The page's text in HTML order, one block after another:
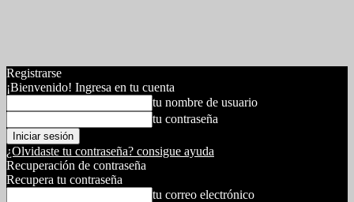
Registrarse
¡Bienvenido! Ingresa en tu cuenta
tu nombre de usuario
tu contraseña
¿Olvidaste tu contraseña? consigue ayuda
Recuperación de contraseña
Recupera tu contraseña
tu correo electrónico